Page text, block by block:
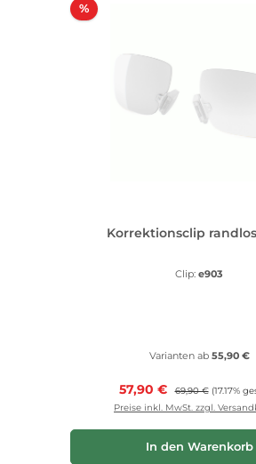
%Rabatt
Korrektionsclip
Clip: e903
Varianten ab55,90 €
Verkaufspreis:
57,90 € Regulärer Preis:
69,90 € (17.17%
Preise inkl. MwSt. zzgl.
In den Warenkorb